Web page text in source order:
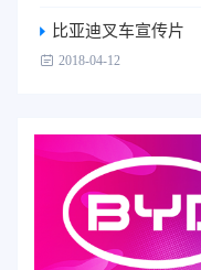
比亚迪叉车宣传片
2018-04-12